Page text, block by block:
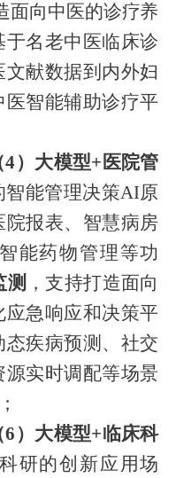
面向中医的诊疗养
名老中医临床诊
献数据到内外妇
医智能辅助诊疗平
4）大模型+医院管
智能管理决策AI原
报表、智慧病房
能药物管理等功
测 ，支持打造面向
急响应和决策平
疾病预测、社交
实时调配等场景
6）大模型+临床科
研的创新应用场